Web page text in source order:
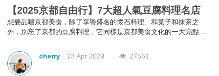
【2025京都自由行】7大超人氣豆腐料理名店
想要品嚐京都美食，除了享譽盛名的懷石料理、和菓子和抹茶之
外，別忘了京都的豆腐料理，它同樣是京都美食文化的一大亮點。
豆腐料理名店，絕對是您在京都旅行中不可錯過的美食體驗！
cherry 23 Apr 2024 27561